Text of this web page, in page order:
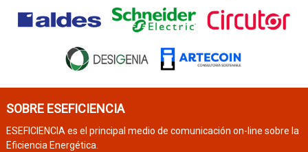
SOBRE ESEFICIENCIA
ESEFICIENCIA es el principal medio de comunicación on-line sobre la
Eficiencia Energética.